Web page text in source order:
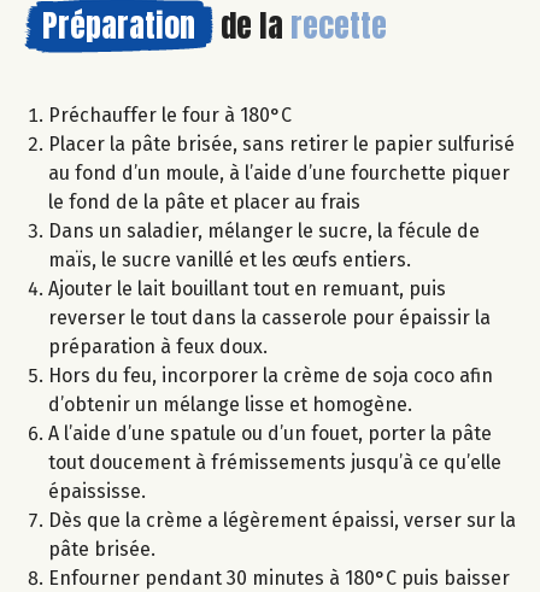
Préparation de la recette
Préchauffer le four à 180°C
Placer la pâte brisée, sans retirer le papier sulfurisé
au fond d’un moule, à l’aide d’une fourchette piquer
le fond de la pâte et placer au frais
Dans un saladier, mélanger le sucre, la fécule de
maïs, le sucre vanillé et les œufs entiers.
Ajouter le lait bouillant tout en remuant, puis
reverser le tout dans la casserole pour épaissir la
préparation à feux doux.
Hors du feu, incorporer la crème de soja coco afin
d’obtenir un mélange lisse et homogène.
A l’aide d’une spatule ou d’un fouet, porter la pâte
tout doucement à frémissements jusqu’à ce qu’elle
épaississe.
Dès que la crème a légèrement épaissi, verser sur la
pâte brisée.
Enfourner pendant 30 minutes à 180°C puis baisser